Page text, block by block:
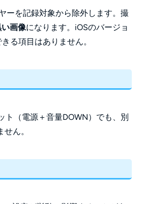
ーを記録対象から除外します。撮
画像になります。iOSのバージョ
る項目はありません。
ト（電源＋音量DOWN）でも、別
ん。